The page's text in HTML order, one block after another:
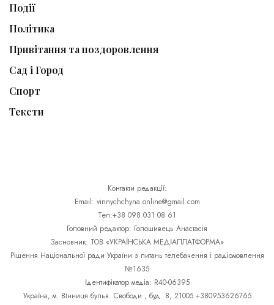
Події
Політика
Привітання та поздоровлення
Сад і Город
Спорт
Тексти
Контакти редакції:
Email: vinnychchyna.online@gmail.com
Тел:+38 098 031 08 61
Головний редактор: Голошивець Анастасія
Засновник: ТОВ «УКРАЇНСЬКА МЕДІАПЛАТФОРМА»
Рішення Національної ради України з питань телебачення і радіомовлення
№1635
Ідентифікатор медіа: R40-06395
Україна, м. Вінниця бульв. Свободи , буд. 8, 21005 +380953626765